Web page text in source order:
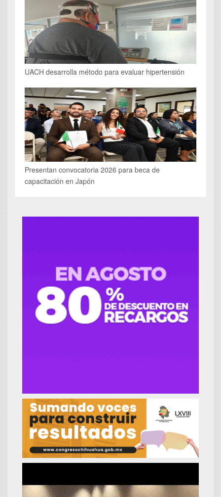
UACH desarrolla método para evaluar hipertensión
Presentan convocatoria 2026 para beca de
capacitación en Japón